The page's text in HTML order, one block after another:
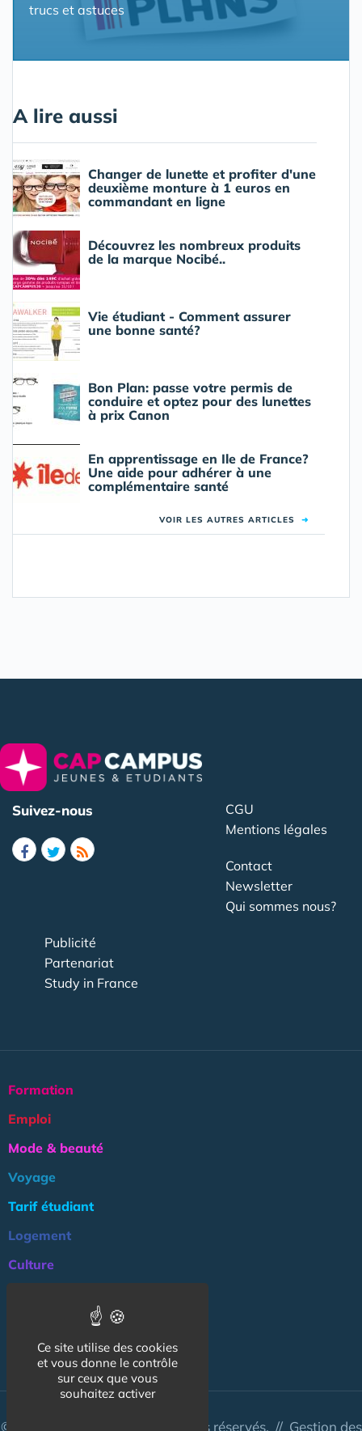
trucs et astuces
A lire aussi
Changer de lunette et profiter d'une
deuxième monture à 1 euros en
commandant en ligne
Découvrez les nombreux produits
de la marque Nocibé..
Vie étudiant - Comment assurer
une bonne santé?
Bon Plan: passe votre permis de
conduire et optez pour des lunettes
à prix Canon
En apprentissage en Ile de France?
Une aide pour adhérer à une
complémentaire santé
VOIR LES AUTRES ARTICLES ➜
Suivez-nous
CGU
Mentions légales
Contact
Newsletter
Qui sommes nous?
Publicité
Partenariat
Study in France
Formation
Emploi
Mode & beauté
Voyage
Tarif étudiant
Logement
Culture
NOS AUTRES SITES :
© CapCampus 2026 - Tous droits réservés. // Gestion des
Ce site utilise des cookies
et vous donne le contrôle
sur ceux que vous
souhaitez activer